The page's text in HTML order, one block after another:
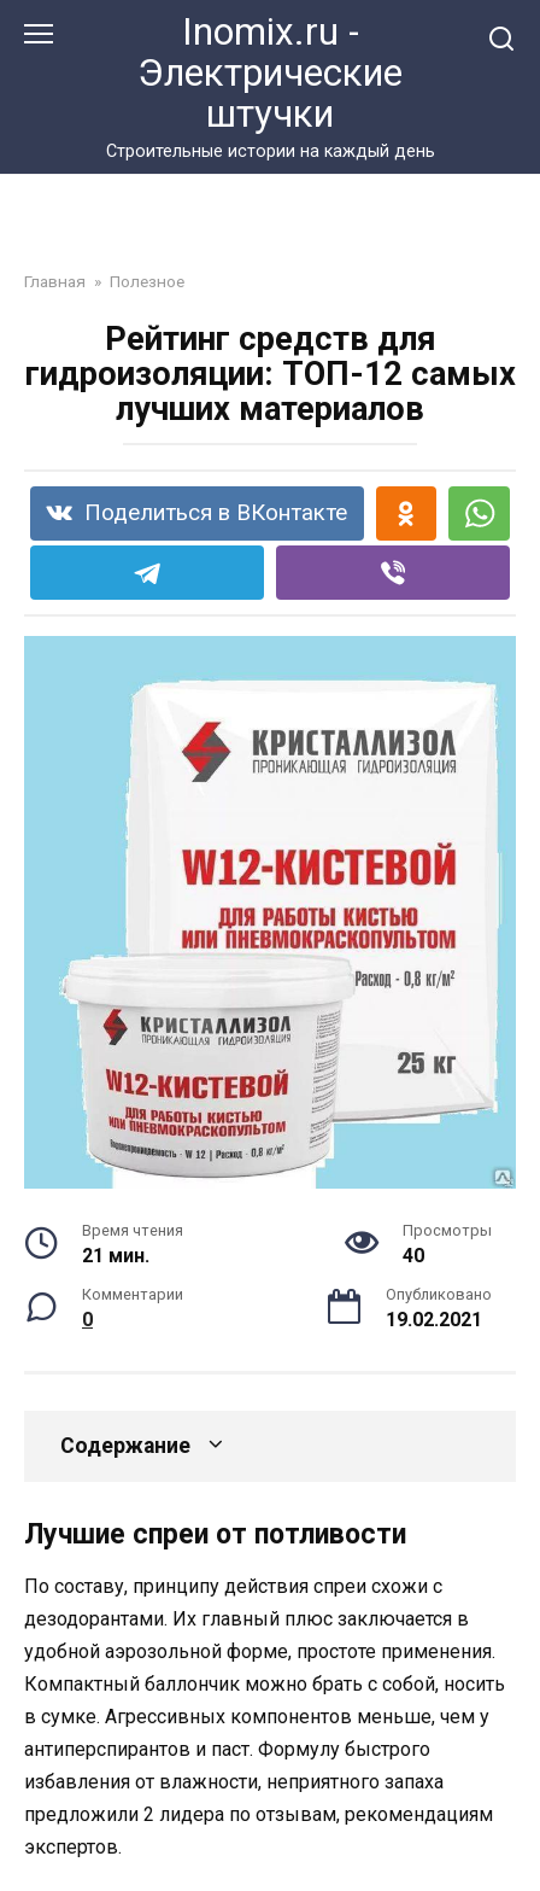
Inomix.ru -
Электрические
штучки
Cтроительные истории на каждый день
Главная » Полезное
Рейтинг средств для
гидроизоляции: ТОП-12 самых
лучших материалов
Поделиться в ВКонтакте
Время чтения
21 мин.
Просмотры
40
Комментарии
0
Опубликовано
19.02.2021
Содержание
Лучшие спреи от потливости
По составу, принципу действия спреи схожи с
дезодорантами. Их главный плюс заключается в
удобной аэрозольной форме, простоте применения.
Компактный баллончик можно брать с собой, носить
в сумке. Агрессивных компонентов меньше, чем у
антиперспирантов и паст. Формулу быстрого
избавления от влажности, неприятного запаха
предложили 2 лидера по отзывам, рекомендациям
экспертов.